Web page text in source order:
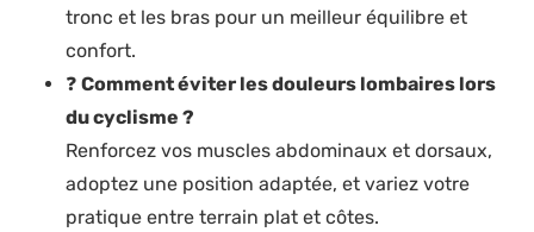
tronc et les bras pour un meilleur équilibre et
confort.
❓ Comment éviter les douleurs lombaires lors
du cyclisme ?
Renforcez vos muscles abdominaux et dorsaux,
adoptez une position adaptée, et variez votre
pratique entre terrain plat et côtes.